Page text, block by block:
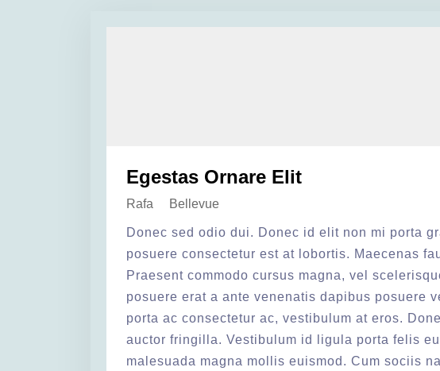
Egestas Ornare Elit
Rafa Bellevue
Donec sed odio dui. Donec id elit non mi porta
posuere consectetur est at lobortis. Maecenas
Praesent commodo cursus magna, vel
posuere erat a ante venenatis dapibus posuere
porta ac consectetur ac, vestibulum at eros.
auctor fringilla. Vestibulum id ligula porta felis
malesuada magna mollis euismod. Cum sociis